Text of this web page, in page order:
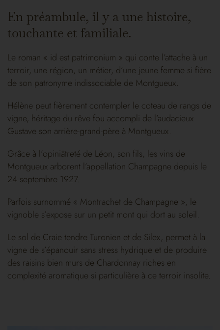
En préambule, il y a une histoire,
touchante et familiale.
Le roman « id est patrimonium » qui conte l’attache à un
terroir, une région, un métier, d’une jeune femme si fière
de son patronyme indissociable de Montgueux.
Hélène peut fièrement contempler le coteau de rangs de
vigne, héritage du rêve fou accompli de l’audacieux
Gustave son arrière-grand-père à Montgueux.
Grâce à l’opiniâtreté de Léon, son fils, les vins de
Montgueux arborent l’appellation Champagne depuis le
24 septembre 1927.
Parfois surnommé « Montrachet de Champagne », le
vignoble s’expose sur un petit mont qui dort au soleil.
Le sol de Craie tendre Turonien et de Silex, permet à la
vigne de s’épanouir sans stress hydrique et de produire
des raisins bien murs de Chardonnay riches en
complexité aromatique si particulière à ce terroir insolite.